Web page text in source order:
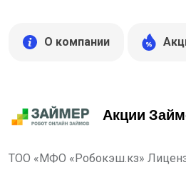
О компании
Акции
ТОО «МФО «Робокэш.кз»